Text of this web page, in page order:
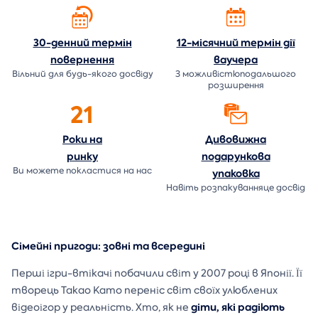
30-денний термін
повернення
Вільний для будь-якого досвіду
12-місячний термін дії
ваучера
З можливістюподальшого
розширення
21
Роки на
ринку
Ви можете покластися на нас
Дивовижна
подарункова
упаковка
Навіть розпакуванняце досвід
Сімейні пригоди: зовні та всередині
Перші ігри-втікачі побачили світ у 2007 році в Японії. Її
творець Такао Като переніс світ своїх улюблених
відеоігор у реальність. Хто, як не діти, які радіють